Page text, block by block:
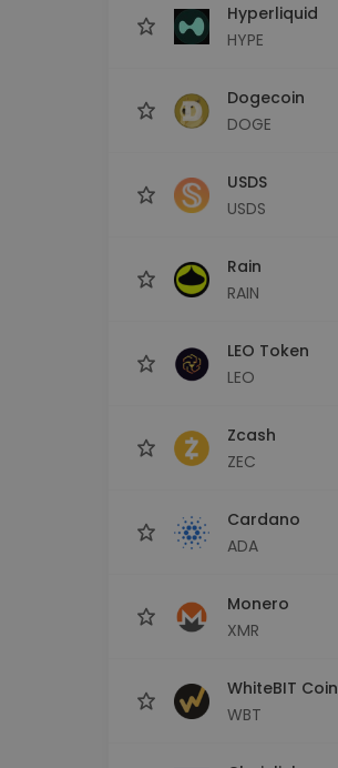
Hyperliquid
HYPE
Dogecoin
DOGE
USDS
USDS
Rain
RAIN
LEO Token
LEO
Zcash
ZEC
Cardano
ADA
Monero
XMR
WhiteBIT Coin
WBT